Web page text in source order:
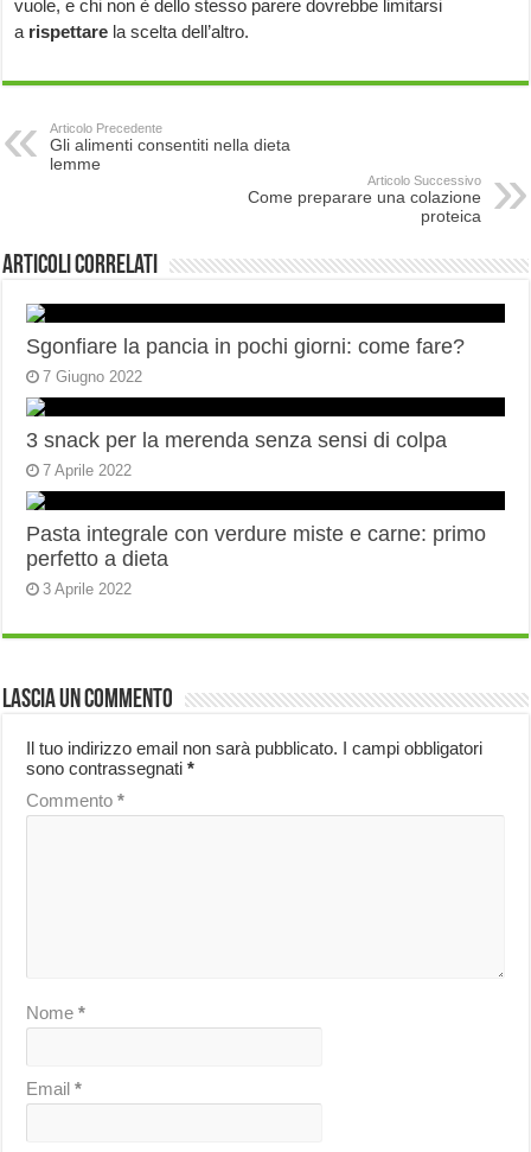
vuole, e chi non è dello stesso parere dovrebbe limitarsi
a rispettare la scelta dell’altro.
Articolo Precedente
Gli alimenti consentiti nella dieta
lemme
Articolo Successivo
Come preparare una colazione
proteica
Articoli correlati
Sgonfiare la pancia in pochi giorni: come fare?
7 Giugno 2022
3 snack per la merenda senza sensi di colpa
7 Aprile 2022
Pasta integrale con verdure miste e carne: primo
perfetto a dieta
3 Aprile 2022
Lascia un commento
Il tuo indirizzo email non sarà pubblicato. I campi obbligatori
sono contrassegnati*
Commento*
Nome*
Email*